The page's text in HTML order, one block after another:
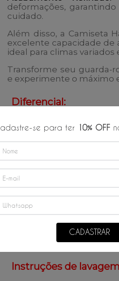
deformações,
cuidado.
Além disso, a Camiseta
excelente capacidade de
ideal para climas variados
Transforme seu guarda-
e experimente o máximo
Diferencial:
Algodão Egípcio
Caimento impecável
Composição:
93% Algodão
Instruções de
se para ter 10% OFF
CADASTRAR